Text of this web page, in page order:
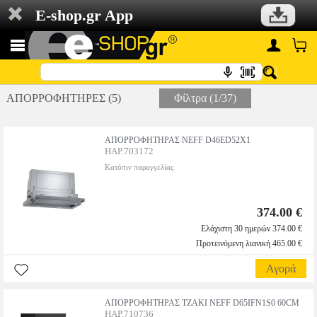
E-shop.gr App
ΑΠΟΡΡΟΦΗΤΗΡΕΣ (5) Φίλτρα (1/37)
ΑΠΟΡΡΟΦΗΤΗΡΑΣ NEFF D46ED52X1
HAP.703172
Κατόπιν παραγγελίας
374.00 €
Ελάχιστη 30 ημερών 374.00 €
Προτεινόμενη λιανική 465.00 €
Αγορά
ΑΠΟΡΡΟΦΗΤΗΡΑΣ ΤΖΑΚΙ NEFF D65IFN1S0 60CM
HAP.710736